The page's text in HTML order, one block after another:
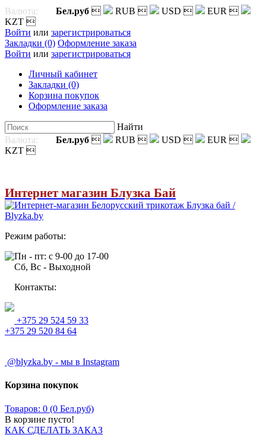
Валюта: Бел.руб  RUB  USD  EUR 
KZT 
Войти или зарегистрироваться
Закладки (0) Оформление заказа
Войти или зарегистрироваться
Личный кабинет
Закладки (0)
Корзина покупок
Оформление заказа
Найти
Валюта:
Бел.руб  RUB  USD  EUR 
KZT 
Интернет магазин Блузка Бай
Режим работы:
Пн - пт: с 9-00 до 17-00
Сб, Вс - Выходной
Контакты:
+375 29 524 59 33
+375 29 520 84 64
@blyzka.by - мы в Instagram
Корзина покупок
Товаров: 0 (0 Бел.руб)
В корзине пусто!
КАК СДЕЛАТЬ ЗАКАЗ